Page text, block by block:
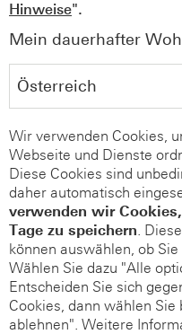
Hinweise".
Mein dauerhafter
Wir verwenden Cookies,
Webseite und Dienste
Diese Cookies sind
daher automatisch
verwenden wir
Tage zu speichern.
können auswählen, ob
Wählen Sie dazu "Alle
Entscheiden Sie sich
Cookies, dann wählen
ablehnen". Weitere